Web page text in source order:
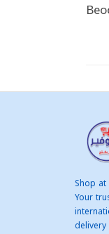
Shop
Your